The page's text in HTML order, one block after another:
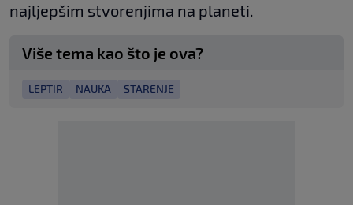
najljepšim stvorenjima na planeti.
Više tema kao što je ova?
LEPTIR NAUKA STARENJE